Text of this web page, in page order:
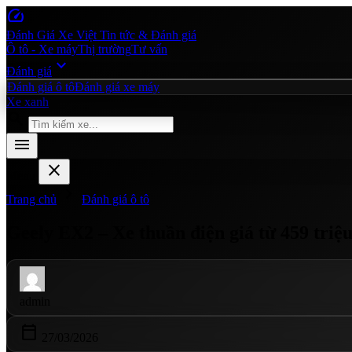
speed
Đánh Giá Xe Việt Tin tức & Đánh giá
Ô tô - Xe máyThị trườngTư vấn
Đánh giá expand_more
Đánh giá ô tôĐánh giá xe máy
Xe xanh
menu
close
Trang chủ Đánh giá ô tô